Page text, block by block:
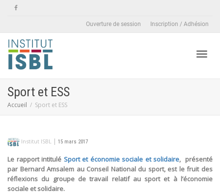
Ouverture de session Inscription / Adhésion
Sport et ESS
Accueil Sport et ESS
Institut ISBL | 15 mars 2017
Le rapport intitulé Sport et économie sociale et solidaire, présenté
par Bernard Amsalem au Conseil National du sport, est le fruit des
réflexions du groupe de travail relatif au sport et à l’économie
sociale et solidaire.